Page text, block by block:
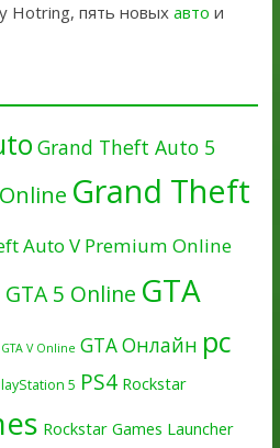
Hotring, пять новых авто и
Grand Theft Auto 5
Grand Theft
Auto V Premium Online
GTA 5 Online GTA
GTA V Online GTA Онлайн pc
5 PS4 Rockstar
Rockstar Games Launcher